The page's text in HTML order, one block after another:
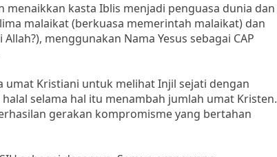
menaikkan kasta Iblis menjadi penguasa dunia dan
malaikat (berkuasa memerintah malaikat) dan
menggunakan Nama Yesus sebagai CAP
umat Kristiani untuk melihat Injil sejati dengan
selama hal itu menambah jumlah umat Kristen.
gerakan kompromisme yang bertahan